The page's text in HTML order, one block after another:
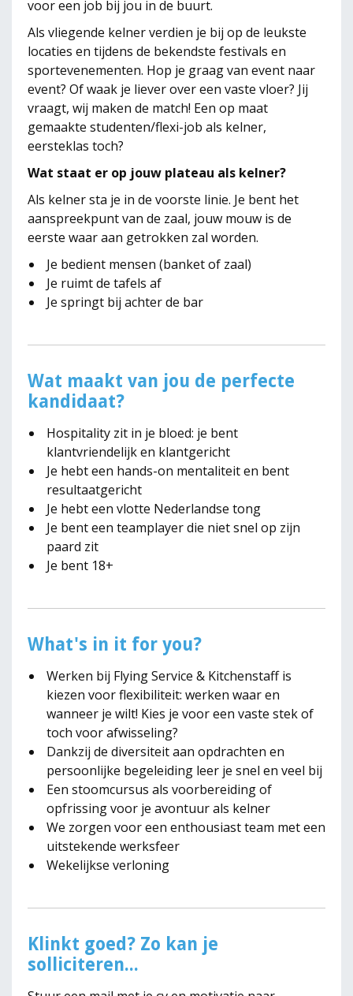
voor een job bij jou in de buurt.
Als vliegende kelner verdien je bij op de leukste
locaties en tijdens de bekendste festivals en
sportevenementen. Hop je graag van event naar
event? Of waak je liever over een vaste vloer? Jij
vraagt, wij maken de match! Een op maat
gemaakte studenten/flexi-job als kelner,
eersteklas toch?
Wat staat er op jouw plateau als kelner?
Als kelner sta je in de voorste linie. Je bent het
aanspreekpunt van de zaal, jouw mouw is de
eerste waar aan getrokken zal worden.
Je bedient mensen (banket of zaal)
Je ruimt de tafels af
Je springt bij achter de bar
Wat maakt van jou de perfecte
kandidaat?
Hospitality zit in je bloed: je bent
klantvriendelijk en klantgericht
Je hebt een hands-on mentaliteit en bent
resultaatgericht
Je hebt een vlotte Nederlandse tong
Je bent een teamplayer die niet snel op zijn
paard zit
Je bent 18+
What's in it for you?
Werken bij Flying Service & Kitchenstaff is
kiezen voor flexibiliteit: werken waar en
wanneer je wilt! Kies je voor een vaste stek of
toch voor afwisseling?
Dankzij de diversiteit aan opdrachten en
persoonlijke begeleiding leer je snel en veel bij
Een stoomcursus als voorbereiding of
opfrissing voor je avontuur als kelner
We zorgen voor een enthousiast team met een
uitstekende werksfeer
Wekelijkse verloning
Klinkt goed? Zo kan je
solliciteren...